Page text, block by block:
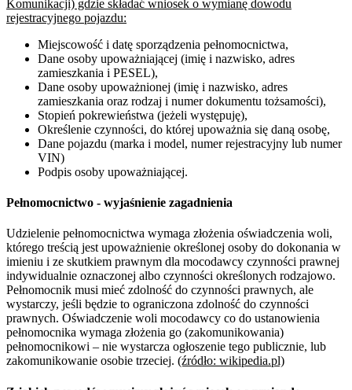
Komunikacji) gdzie składać wniosek o wymianę dowodu
rejestracyjnego pojazdu:
Miejscowość i datę sporządzenia pełnomocnictwa,
Dane osoby upoważniającej (imię i nazwisko, adres
zamieszkania i PESEL),
Dane osoby upoważnionej (imię i nazwisko, adres
zamieszkania oraz rodzaj i numer dokumentu tożsamości),
Stopień pokrewieństwa (jeżeli występuję),
Określenie czynności, do której upoważnia się daną osobę,
Dane pojazdu (marka i model, numer rejestracyjny lub numer
VIN)
Podpis osoby upoważniającej.
Pełnomocnictwo - wyjaśnienie zagadnienia
Udzielenie pełnomocnictwa wymaga złożenia oświadczenia woli,
którego treścią jest upoważnienie określonej osoby do dokonania w
imieniu i ze skutkiem prawnym dla mocodawcy czynności prawnej
indywidualnie oznaczonej albo czynności określonych rodzajowo.
Pełnomocnik musi mieć zdolność do czynności prawnych, ale
wystarczy, jeśli będzie to ograniczona zdolność do czynności
prawnych. Oświadczenie woli mocodawcy co do ustanowienia
pełnomocnika wymaga złożenia go (zakomunikowania)
pełnomocnikowi – nie wystarcza ogłoszenie tego publicznie, lub
zakomunikowanie osobie trzeciej. (źródło: wikipedia.pl)